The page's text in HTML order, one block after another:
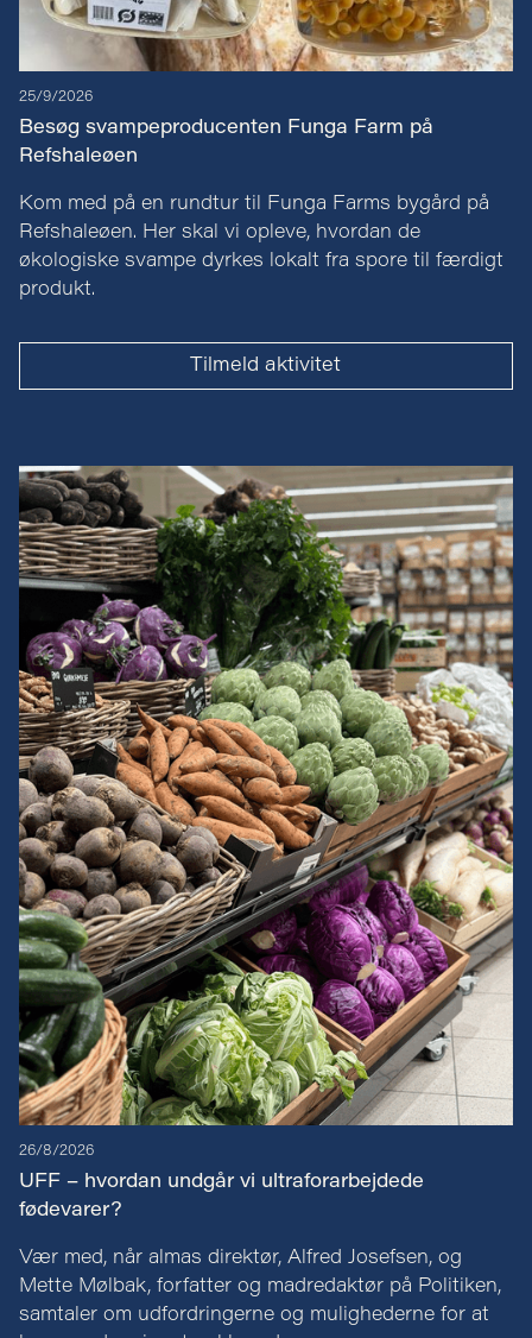
25/9/2026
Besøg svampeproducenten Funga Farm på
Refshaleøen
Kom med på en rundtur til Funga Farms bygård på
Refshaleøen. Her skal vi opleve, hvordan de
økologiske svampe dyrkes lokalt fra spore til færdigt
produkt.
Tilmeld aktivitet
26/8/2026
UFF – hvordan undgår vi ultraforarbejdede
fødevarer?
Vær med, når almas direktør, Alfred Josefsen, og
Mette Mølbak, forfatter og madredaktør på Politiken,
samtaler om udfordringerne og mulighederne for at